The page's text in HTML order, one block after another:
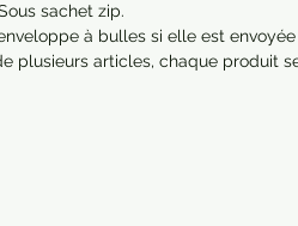
sachet zip.
à bulles si elle est
plusieurs articles, chaque produit